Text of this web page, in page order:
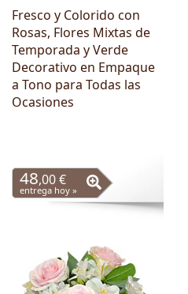
Fresco y Colorido con
Rosas, Flores Mixtas de
Temporada y Verde
Decorativo en Empaque
a Tono para Todas las
Ocasiones
48,00 €
entrega hoy »